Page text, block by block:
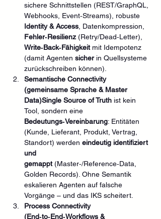
sichere Schnittstellen (REST/GraphQL,
Webhooks, Event‑Streams), robuste
Identity & Access , Datenkompression,
Fehler‑Resilienz (Retry/Dead‑Letter),
Write‑Back‑Fähigkeit mit Idempotenz
(damit Agenten sicher in Quellsysteme
zurückschreiben können).
Semantische Connectivity
(gemeinsame Sprache & Master
Data)Single Source of Truth ist kein
Tool, sondern eine
Bedeutungs‑Vereinbarung: Entitäten
(Kunde, Lieferant, Produkt, Vertrag,
Standort) werden eindeutig identifiziert
und
gemappt (Master‑/Reference‑Data,
Golden Records). Ohne Semantik
eskalieren Agenten auf falsche
Vorgänge – und das IKS scheitert.
Process Connectivity
(End‑to‑End‑Workflows &